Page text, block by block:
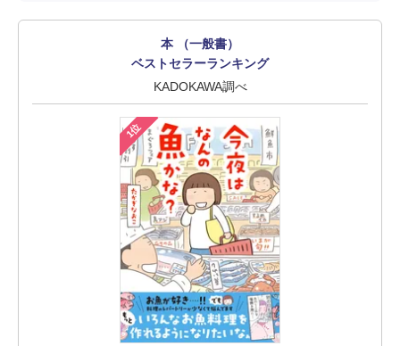
本 （一般書）
ベストセラーランキング
KADOKAWA調べ
1位